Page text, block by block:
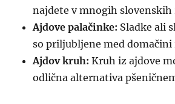
najdete v mnogih slovenskih
Ajdove palačinke: Sladke ali
so priljubljene med
Ajdov kruh: Kruh iz ajdove
odlična alternativa